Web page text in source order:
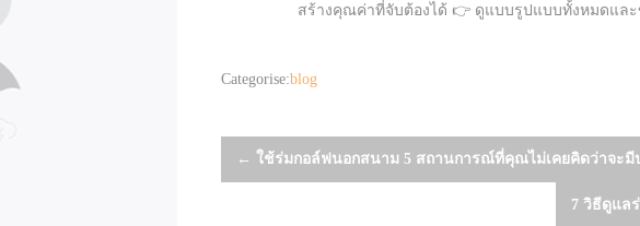
สร้างคุณค่าที่จับต้องได้ 👉 ดูแบบรูปแบบทั้งหมดและ
Categorise:blog
Post
← ใช้ร่มกอล์ฟนอกสนาม 5 สถานการณ์ที่คุณไม่เคยคิดว่าจะมี
7 วิธีดูแล